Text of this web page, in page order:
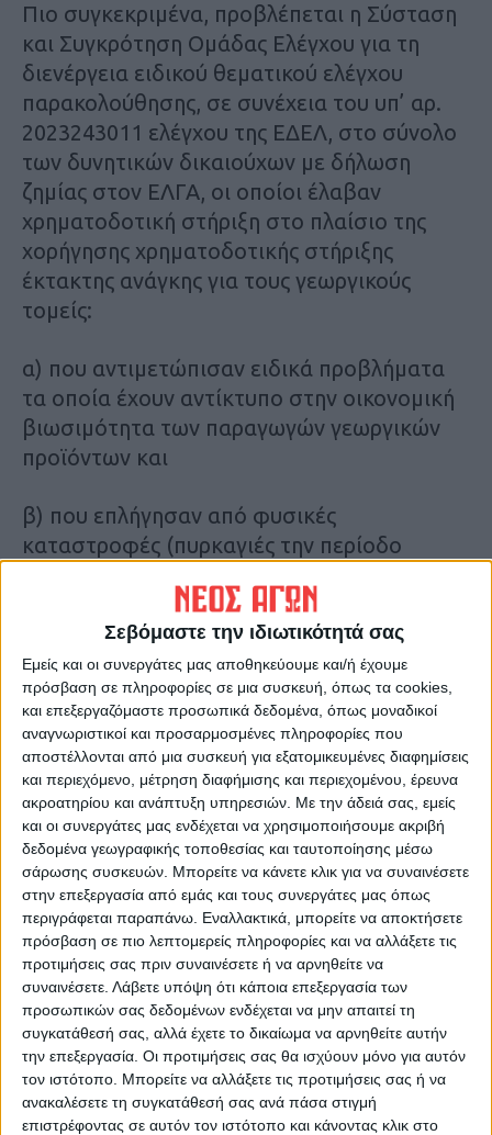
Σεβόμαστε την ιδιωτικότητά σας
Εμείς και οι συνεργάτες μας αποθηκεύουμε και/ή έχουμε
πρόσβαση σε πληροφορίες σε μια συσκευή, όπως τα cookies,
και επεξεργαζόμαστε προσωπικά δεδομένα, όπως μοναδικοί
αναγνωριστικοί και προσαρμοσμένες πληροφορίες που
αποστέλλονται από μια συσκευή για εξατομικευμένες διαφημίσεις
και περιεχόμενο, μέτρηση διαφήμισης και περιεχομένου, έρευνα
ακροατηρίου και ανάπτυξη υπηρεσιών. Με την άδειά σας, εμείς
και οι συνεργάτες μας ενδέχεται να χρησιμοποιήσουμε ακριβή
δεδομένα γεωγραφικής τοποθεσίας και ταυτοποίησης μέσω
σάρωσης συσκευών. Μπορείτε να κάνετε κλικ για να συναινέσετε
στην επεξεργασία από εμάς και τους συνεργάτες μας όπως
περιγράφεται παραπάνω. Εναλλακτικά, μπορείτε να αποκτήσετε
πρόσβαση σε πιο λεπτομερείς πληροφορίες και να αλλάξετε τις
προτιμήσεις σας πριν συναινέσετε ή να αρνηθείτε να
συναινέσετε. Λάβετε υπόψη ότι κάποια επεξεργασία των
προσωπικών σας δεδομένων ενδέχεται να μην απαιτεί τη
συγκατάθεσή σας, αλλά έχετε το δικαίωμα να αρνηθείτε αυτήν
την επεξεργασία. Οι προτιμήσεις σας θα ισχύουν μόνο για αυτόν
τον ιστότοπο. Μπορείτε να αλλάξετε τις προτιμήσεις σας ή να
ανακαλέσετε τη συγκατάθεσή σας ανά πάσα στιγμή
επιστρέφοντας σε αυτόν τον ιστότοπο και κάνοντας κλικ στο
Πιο συγκεκριμένα, προβλέπεται η Σύσταση
και Συγκρότηση Ομάδας Ελέγχου για τη
διενέργεια ειδικού θεματικού ελέγχου
παρακολούθησης, σε συνέχεια του υπ’ αρ.
2023243011 ελέγχου της ΕΔΕΛ, στο σύνολο
των δυνητικών δικαιούχων με δήλωση
ζημίας στον ΕΛΓΑ, οι οποίοι έλαβαν
χρηματοδοτική στήριξη στο πλαίσιο της
χορήγησης χρηματοδοτικής στήριξης
έκτακτης ανάγκης για τους γεωργικούς
τομείς:
α) που αντιμετώπισαν ειδικά προβλήματα
τα οποία έχουν αντίκτυπο στην οικονομική
βιωσιμότητα των παραγωγών γεωργικών
προϊόντων και
β) που επλήγησαν από φυσικές
καταστροφές (πυρκαγιές την περίοδο
κατά τον Σεπτέμβριο 2023 των κακοκαιριών
Daniel και Elias), στον Φορέα
Διακυβέρνησης Οργανισμός Πληρωμών
Ελέγχου Κοινοτικών
Ενισχύσεων Προσανατολισμού και
Εγγυήσεων (Ο.Π.Ε.Κ.Ε.Π.Ε.), στον
Οργανισμό Ελληνικών Γεωργικών
Ασφαλίσεων (ΕΛΓΑ) και στις κατά λόγο
αρμοδιότητας Υπηρεσίες του Υπουργείου
Αγροτικής Ανάπτυξης και Τροφίμων
(Υπ.Α.Α.Τ.).
Θα πραγματοποιηθεί έλεγχος και
επαλήθευση όλων των στοιχείων που θα
συλλεγούν ή θα αποσταλούν από τους
ελεγχόμενους φορείς, για την αξιολόγηση
της εφαρμογής των ανωτέρω έκτακτων
μέτρων από τον Ο.Π.Ε.Κ.Ε.Π.Ε.